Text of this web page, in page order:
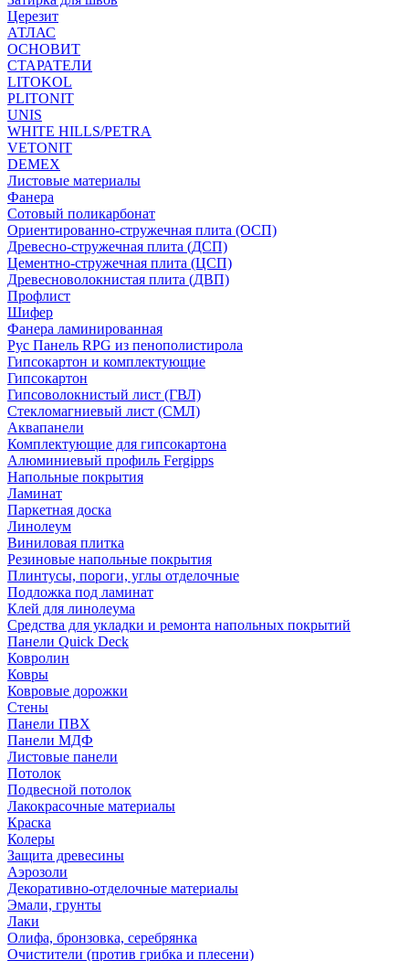
Церезит
АТЛАС
ОСНОВИТ
СТАРАТЕЛИ
LITOKOL
PLITONIT
UNIS
WHITE HILLS/PETRA
VETONIT
DEMEX
Листовые материалы
Фанера
Сотовый поликарбонат
Ориентированно-стружечная плита (ОСП)
Древесно-стружечная плита (ДСП)
Цементно-стружечная плита (ЦСП)
Древесноволокнистая плита (ДВП)
Профлист
Шифер
Фанера ламинированная
Рус Панель RPG из пенополистирола
Гипсокартон и комплектующие
Гипсокартон
Гипсоволокнистый лист (ГВЛ)
Стекломагниевый лист (СМЛ)
Аквапанели
Комплектующие для гипсокартона
Алюминиевый профиль Fergipps
Напольные покрытия
Ламинат
Паркетная доска
Линолеум
Виниловая плитка
Резиновые напольные покрытия
Плинтусы, пороги, углы отделочные
Подложка под ламинат
Клей для линолеума
Средства для укладки и ремонта напольных покрытий
Панели Quick Deck
Ковролин
Ковры
Ковровые дорожки
Стены
Панели ПВХ
Панели МДФ
Листовые панели
Потолок
Подвесной потолок
Лакокрасочные материалы
Краска
Колеры
Защита древесины
Аэрозоли
Декоративно-отделочные материалы
Эмали, грунты
Лаки
Олифа, бронзовка, серебрянка
Очистители (против грибка и плесени)